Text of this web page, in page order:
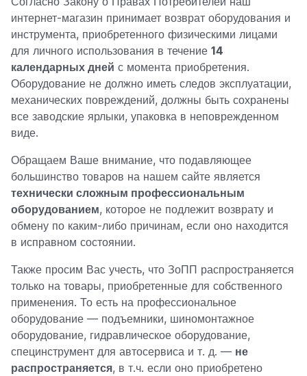
интернет-магазин принимает возврат оборудования и
инструмента, приобретенного физическими лицами
для личного использования в течение 14
календарных дней с момента приобретения.
Оборудование не должно иметь следов эксплуатации,
механических повреждений, должны быть сохранены
все заводские ярлыки, упаковка в неповрежденном
виде.
Обращаем Ваше внимание, что подавляющее
большинство товаров на нашем сайте является
технически сложным профессиональным
оборудованием, которое не подлежит возврату и
обмену по каким-либо причинам, если оно находится
в исправном состоянии.
Также просим Вас учесть, что ЗоПП распространяется
только на товары, приобретенные для собственного
применения. То есть на профессиональное
оборудование — подъемники, шиномонтажное
оборудование, гидравлическое оборудование,
специнструмент для автосервиса и т. д. — не
распространяется, в т.ч. если оно приобретено